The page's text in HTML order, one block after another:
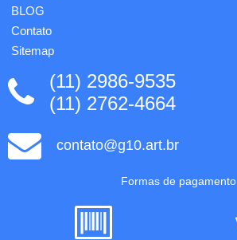
tampa...
BLOG
Contato
Sitemap
(11) 2986-9535
(11) 2762-4664
contato@g10.art.br
Formas de pagamento